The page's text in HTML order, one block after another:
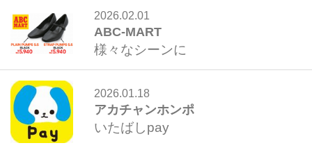
2026.02.01
ABC-MART
様々なシーンに
2026.01.18
アカチャンホンポ
いたばしpay